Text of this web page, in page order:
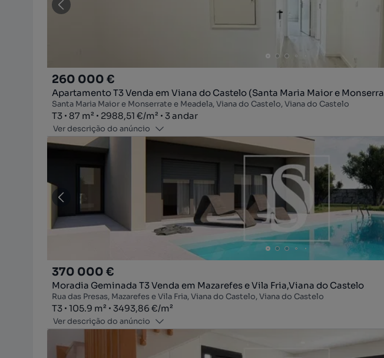
260 000 €
Apartamento T3 Venda em Viana do Castelo (Santa Maria Maior e Monserra
Santa Maria Maior e Monserrate e Meadela, Viana do Castelo, Viana do Castelo
Tipologia
T3
Zona87 m²
Preço por metro quadrado
2988,51 €/m²
Andar 3 andar
Ver descrição do anúncio
370 000 €
Moradia Geminada T3 Venda em Mazarefes e Vila Fria,Viana do Castelo
Rua das Presas, Mazarefes e Vila Fria, Viana do Castelo, Viana do Castelo
Tipologia
T3
Zona105.9 m²
Preço por metro quadrado
3493,86 €/m²
Ver descrição do anúncio